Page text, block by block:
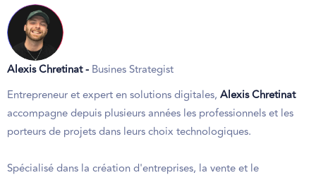
Alexis Chretinat - Busines Strategist
Entrepreneur et expert en solutions digitales, Alexis Chretinat
accompagne depuis plusieurs années les professionnels et les
porteurs de projets dans leurs choix technologiques.
Spécialisé dans la création d'entreprises, la vente et le